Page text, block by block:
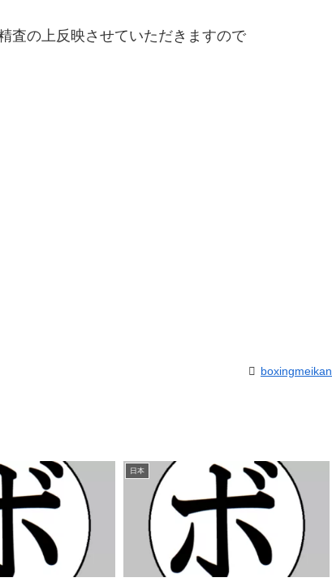
査の上反映させていただきますので
boxingmeikan
日本